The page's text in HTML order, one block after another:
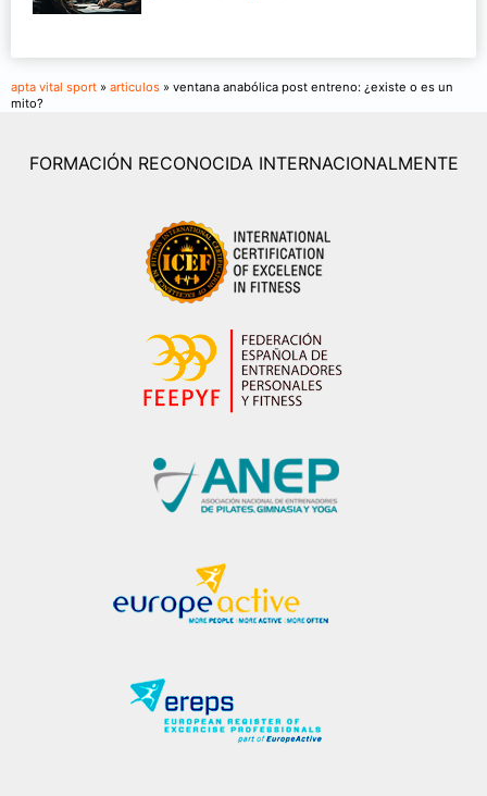
apta vital sport » articulos » ventana anabólica post entreno: ¿existe o es un
mito?
FORMACIÓN RECONOCIDA INTERNACIONALMENTE